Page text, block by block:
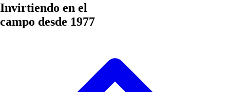
Invirtiendo en el
campo desde 1977